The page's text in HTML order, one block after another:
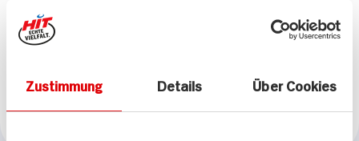
Zustimmung Details Über Cookies
Marke